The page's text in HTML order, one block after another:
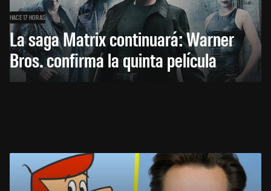
HACE 17 HORAS
La saga Matrix continuará: Warner
Bros. confirma la quinta película